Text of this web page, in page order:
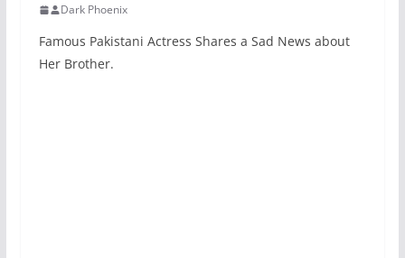
Dark Phoenix
Famous Pakistani Actress Shares a Sad News about
Her Brother.